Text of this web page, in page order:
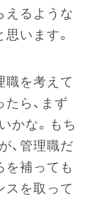
えるような
います。
職を考えて
ら、まず
かな。もち
、管理職だ
を補っても
スを取って